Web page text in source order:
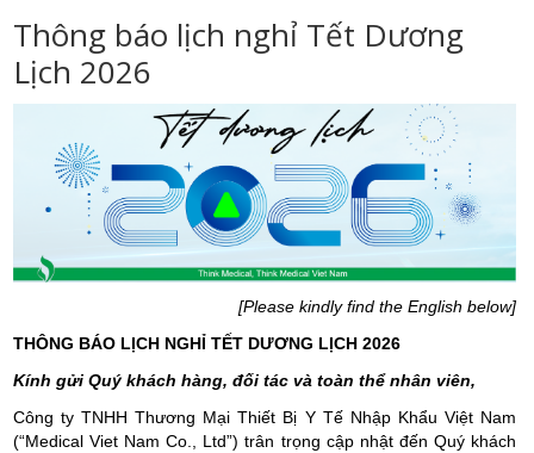
Thông báo lịch nghỉ Tết Dương
Lịch 2026
[Please kindly find the English below]
THÔNG BÁO LỊCH NGHỈ TẾT DƯƠNG LỊCH 2026
Kính gửi Quý khách hàng, đối tác và toàn thể nhân viên,
Công ty TNHH Thương Mại Thiết Bị Y Tế Nhập Khẩu Việt Nam
(“Medical Viet Nam Co., Ltd”) trân trọng cập nhật đến Quý khách